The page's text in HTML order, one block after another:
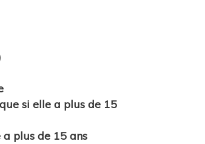
si elle a plus de 15
a plus de 15 ans